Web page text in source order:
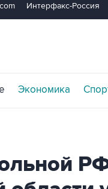
Интерфакс-Россия
Экономика